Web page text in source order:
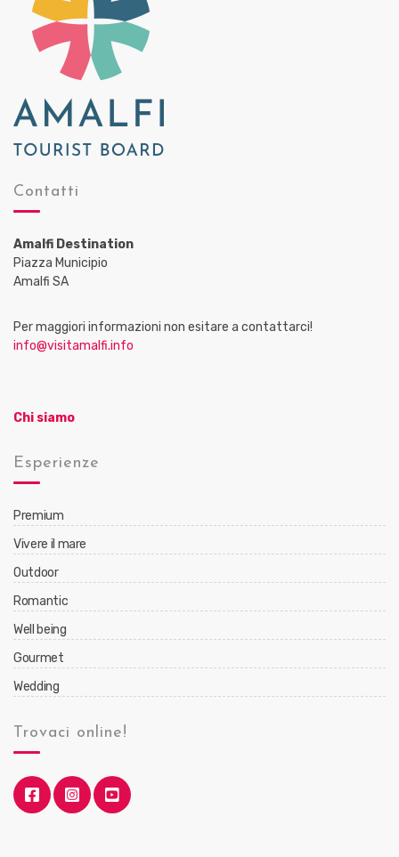
Contatti
Amalfi Destination
Piazza Municipio
Amalfi SA
Per maggiori informazioni non esitare a contattarci!
info@visitamalfi.info
Chi siamo
Esperienze
Premium
Vivere il mare
Outdoor
Romantic
Well being
Gourmet
Wedding
Trovaci online!